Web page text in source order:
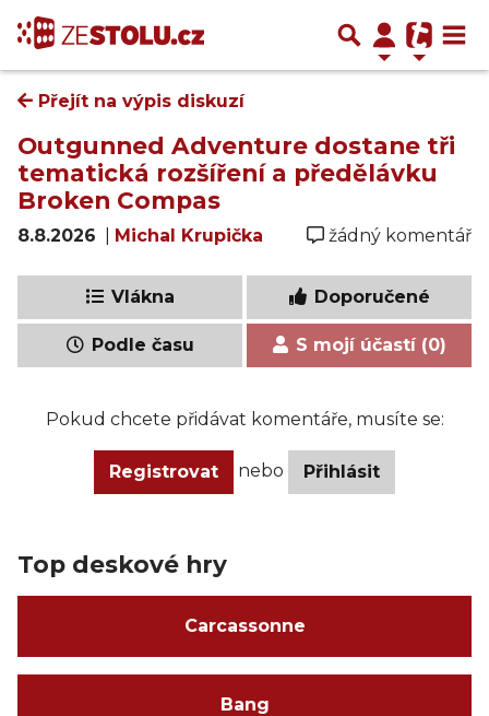
Přejít na výpis diskuzí
Outgunned Adventure dostane tři
tematická rozšíření a předělávku
Broken Compas
8.8.2026 Michal Krupička žádný komentář
Vlákna Doporučené
Podle času S mojí účastí (0)
Pokud chcete přidávat komentáře, musíte se:
Registrovat nebo Přihlásit
Top deskové hry
Carcassonne
Bang